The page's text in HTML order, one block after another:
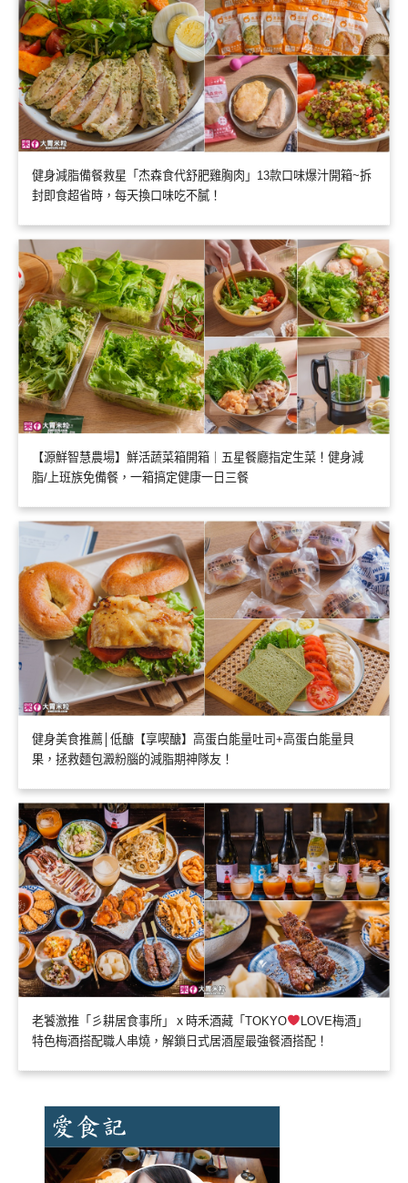
健身減脂備餐救星「杰森食代舒肥雞胸肉」13款口味爆汁開箱~拆
封即食超省時，每天換口味吃不膩！
【源鮮智慧農場】鮮活蔬菜箱開箱｜五星餐廳指定生菜！健身減
脂/上班族免備餐，一箱搞定健康一日三餐
健身美食推薦│低醣【享喫醣】高蛋白能量吐司+高蛋白能量貝
果，拯救麵包澱粉腦的減脂期神隊友！
老饕激推「彡耕居食事所」ｘ時禾酒藏「TOKYO
LOVE梅酒」
特色梅酒搭配職人串燒，解鎖日式居酒屋最強餐酒搭配！